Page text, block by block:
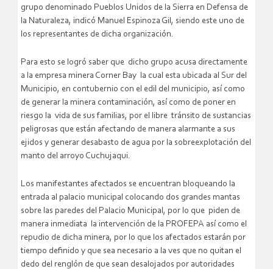
grupo denominado Pueblos Unidos de la Sierra en Defensa de
la Naturaleza, indicó Manuel Espinoza Gil, siendo este uno de
los representantes de dicha organización.
Para esto se logró saber que dicho grupo acusa directamente
a la empresa minera Corner Bay la cual esta ubicada al Sur del
Municipio, en contubernio con el edil del municipio, así como
de generar la minera contaminación, así como de poner en
riesgo la vida de sus familias, por el libre tránsito de sustancias
peligrosas que están afectando de manera alarmante a sus
ejidos y generar desabasto de agua por la sobreexplotación del
manto del arroyo Cuchujaqui.
Los manifestantes afectados se encuentran bloqueando la
entrada al palacio municipal colocando dos grandes mantas
sobre las paredes del Palacio Municipal, por lo que piden de
manera inmediata la intervención de la PROFEPA así como el
repudio de dicha minera, por lo que los afectados estarán por
tiempo definido y que sea necesario a la ves que no quitan el
dedo del renglón de que sean desalojados por autoridades